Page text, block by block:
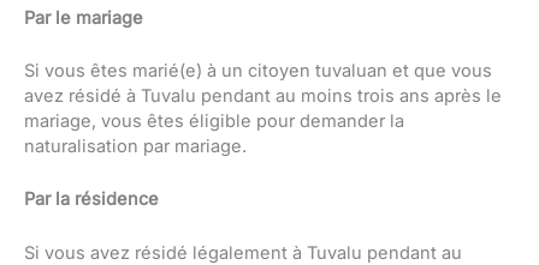
Par le mariage
Si vous êtes marié(e) à un citoyen tuvaluan et que vous
avez résidé à Tuvalu pendant au moins trois ans après le
mariage, vous êtes éligible pour demander la
naturalisation par mariage.
Par la résidence
Si vous avez résidé légalement à Tuvalu pendant au